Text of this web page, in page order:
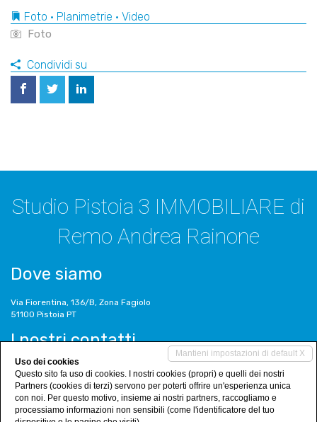
Foto • Planimetrie • Video
Foto
Condividi su
Studio Pistoia 3 IMMOBILIARE di
Remo Andrea Rainone
Dove siamo
Via Fiorentina, 136/B, Zona Fagiolo
51100 Pistoia PT
I nostri contatti
Tel. 0573/380830
info@studiopistoia3.it
www.studiopistoia3.it
Social Networks
Mantieni impostazioni di default X
Uso dei cookies
Questo sito fa uso di cookies. I nostri cookies (propri) e quelli dei nostri
Partners (cookies di terzi) servono per poterti offrire un'esperienza unica
con noi. Per questo motivo, insieme ai nostri partners, raccogliamo e
processiamo informazioni non sensibili (come l'identificatore del tuo